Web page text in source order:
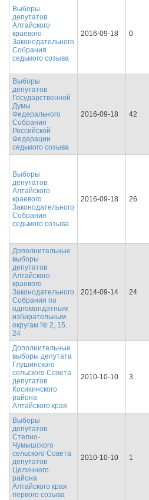
Выборы
депутатов
Алтайского
краевого
Законодательного
Собрания
седьмого созыва
2016-09-18 0
Выборы
депутатов
Государственной
Думы
Федерального
Собрания
Российской
Федерации
седьмого созыва
2016-09-18 42
Выборы
депутатов
Алтайского
краевого
Законодательного
Собрания
седьмого созыва
2016-09-18 26
Дополнительные
выборы
депутатов
Алтайского
краевого
Законодательного
Собрания по
одномандатным
избирательным
округам № 2, 15,
24
2014-09-14 24
Дополнительные
выборы депутата
Глушинского
сельского Совета
депутатов
Косихинского
района
Алтайского края
2010-10-10 3
Выборы
депутатов
Степно-
Чумышского
сельского Совета
депутатов
Целинного
района
Алтайского края
первого созыва
2010-10-10 1